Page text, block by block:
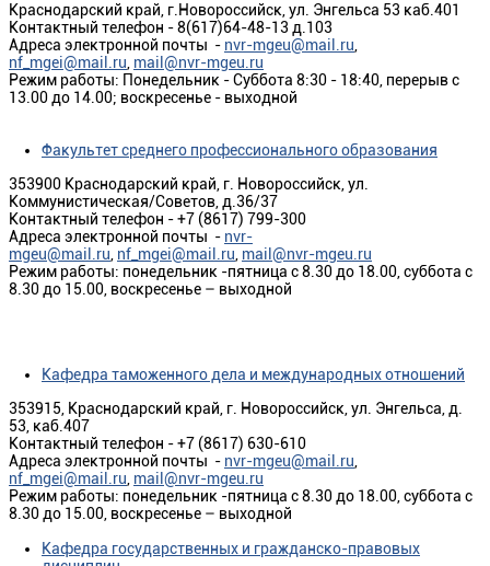
Краснодарский край, г.Новороссийск, ул. Энгельса 53 каб.401
Контактный телефон - 8(617)64-48-13 д.103
Адреса электронной почты - nvr-mgeu@mail.ru
nf_mgei@mail.ru mail@nvr-mgeu.ru
Режим работы: Понедельник - Суббота 8:30 - 18:40, перерыв с
13.00 до 14.00; воскресенье - выходной
Факультет среднего профессионального образования
353900 Краснодарский край, г. Новороссийск, ул.
Коммунистическая/Советов, д.36/37
Контактный телефон -+7 (8617) 799-300
Адреса электронной почты - nvr-
mgeu@mail.ru nf_mgei@mail.ru mail@nvr-mgeu.ru
Режим работы: понедельник -пятница с 8.30 до 18.00, суббота с
8.30 до 15.00, воскресенье – выходной
Кафедра таможенного дела и международных отношений
353915, Краснодарский край, г. Новороссийск, ул. Энгельса, д.
53, каб.407
Контактный телефон - +7 (8617) 630-610
Адреса электронной почты - nvr-mgeu@mail.ru
nf_mgei@mail.ru mail@nvr-mgeu.ru
Режим работы: понедельник -пятница с 8.30 до 18.00, суббота с
8.30 до 15.00, воскресенье – выходной
Кафедра государственных и гражданско-правовых